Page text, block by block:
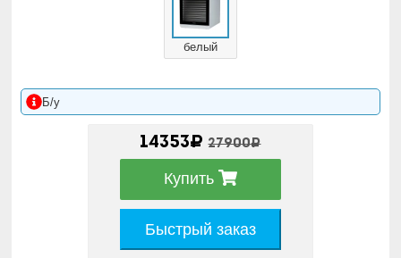
белый
Б/у
14353₽ 27900₽
Купить
Быстрый заказ